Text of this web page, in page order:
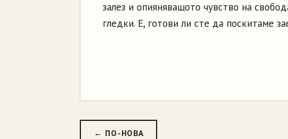
залез и опияняващото чувство на
гледки. Е, готови ли сте да поскитаме
← ПО-НОВА